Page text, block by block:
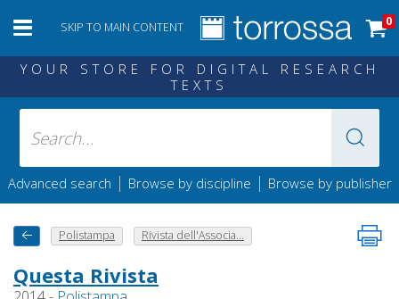
SKIP TO MAIN CONTENT 0
YOUR STORE FOR DIGITAL RESEARCH
TEXTS
Advanced search | Browse by discipline | Browse by publisher
Polistampa Rivista dell'Associa...
Questa Rivista